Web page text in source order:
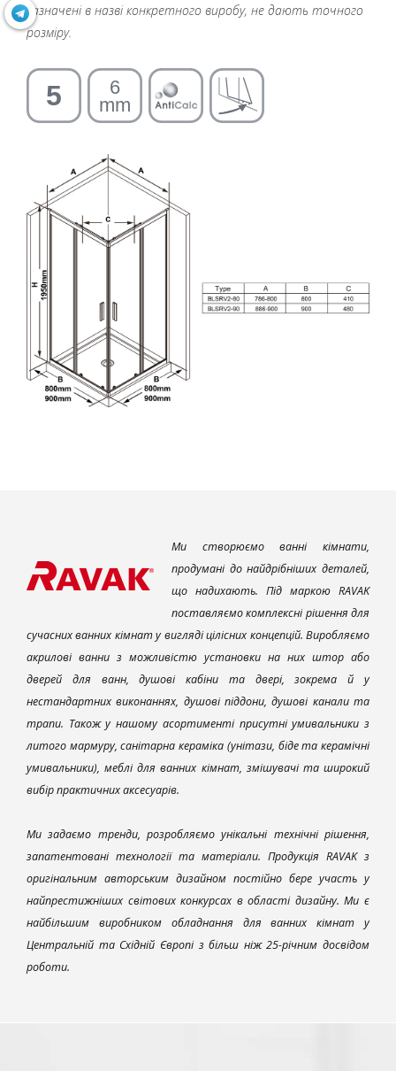
зазначені в назві конкретного виробу, не дають точного
розміру.
Ми створюємо ванні кімнати,
продумані до найдрібніших деталей,
що надихають. Під маркою RAVAK
поставляємо комплексні рішення для
сучасних ванних кімнат у вигляді цілісних концепцій. Виробляємо
акрилові ванни з можливістю установки на них штор або
дверей для ванн, душові кабіни та двері, зокрема й у
нестандартних виконаннях, душові піддони, душові канали та
трапи. Також у нашому асортименті присутні умивальники з
литого мармуру, санітарна кераміка (унітази, біде та керамічні
умивальники), меблі для ванних кімнат, змішувачі та широкий
вибір практичних аксесуарів.
Ми задаємо тренди, розробляємо унікальні технічні рішення,
запатентовані технології та матеріали. Продукція RAVAK з
оригінальним авторським дизайном постійно бере участь у
найпрестижніших світових конкурсах в області дизайну. Ми є
найбільшим виробником обладнання для ванних кімнат у
Центральній та Східній Європі з більш ніж 25-річним досвідом
роботи.